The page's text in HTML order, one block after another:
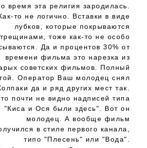
время эта религия зародилась.
то не логично. Вставки в виде
лубков, которые покрываются
трещинами, тоже как-то не особо
Да и процентов 30% от
времени фильма это нарезка из
советских фильмов. Полный
Оператор Ваш молодец снял
да и ряд других мест так.
почти не видно надписей типа
"Киса и Ося были здесь". Вот он
молодец. А вообще фильм
в стиле первого канала,
типо "Плесень" или "Вода".